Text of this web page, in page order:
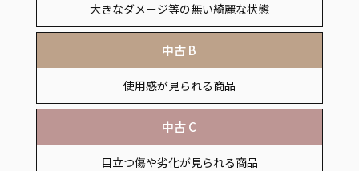
大きなダメージ等の無い綺麗な状態
中古 B
使用感が見られる商品
中古 C
目立つ傷や劣化が見られる商品